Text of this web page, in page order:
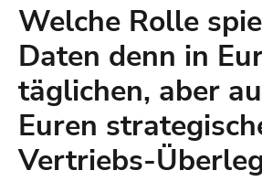
Welche Rolle
Daten denn in
täglichen, aber
Euren
Vertriebs-